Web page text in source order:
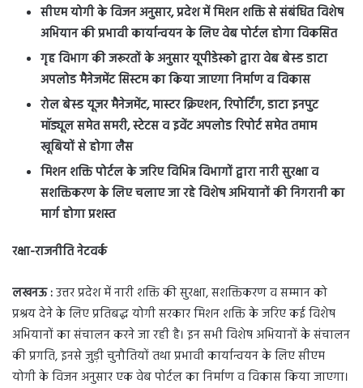
सीएम योगी के विजन अनुसार, प्रदेश में मिशन शक्ति से संबंधित विशेष
अभियान की प्रभावी कार्यान्वयन के लिए वेब पोर्टल होगा विकसित
गृह विभाग की जरूरतों के अनुसार यूपीडेस्को द्वारा वेब बेस्ड डाटा
अपलोड मैनेजमेंट सिस्टम का किया जाएगा निर्माण व विकास
रोल बेस्ड यूजर मैनेजमेंट, मास्टर क्रिएशन, रिपोर्टिंग, डाटा इनपुट
मॉड्यूल समेत समरी, स्टेटस व इवेंट अपलोड रिपोर्ट समेत तमाम
खूबियों से होगा लैस
मिशन शक्ति पोर्टल के जरिए विभिन्न विभागों द्वारा नारी सुरक्षा व
सशक्तिकरण के लिए चलाए जा रहे विशेष अभियानों की निगरानी का
मार्ग होगा प्रशस्त
रक्षा-राजनीति नेटवर्क
लखनऊ :उत्तर प्रदेश में नारी शक्ति की सुरक्षा, सशक्तिकरण व सम्मान को
प्रश्रय देने के लिए प्रतिबद्ध योगी सरकार मिशन शक्ति के जरिए कई विशेष
अभियानों का संचालन करने जा रही है। इन सभी विशेष अभियानों के संचालन
की प्रगति, इनसे जुड़ी चुनौतियों तथा प्रभावी कार्यान्वयन के लिए सीएम
योगी के विजन अनुसार एक वेब पोर्टल का निर्माण व विकास किया जाएगा।